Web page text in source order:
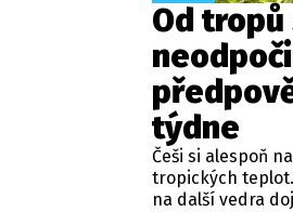
Od
týdne
Češi si alespoň
tropických
na další vedra